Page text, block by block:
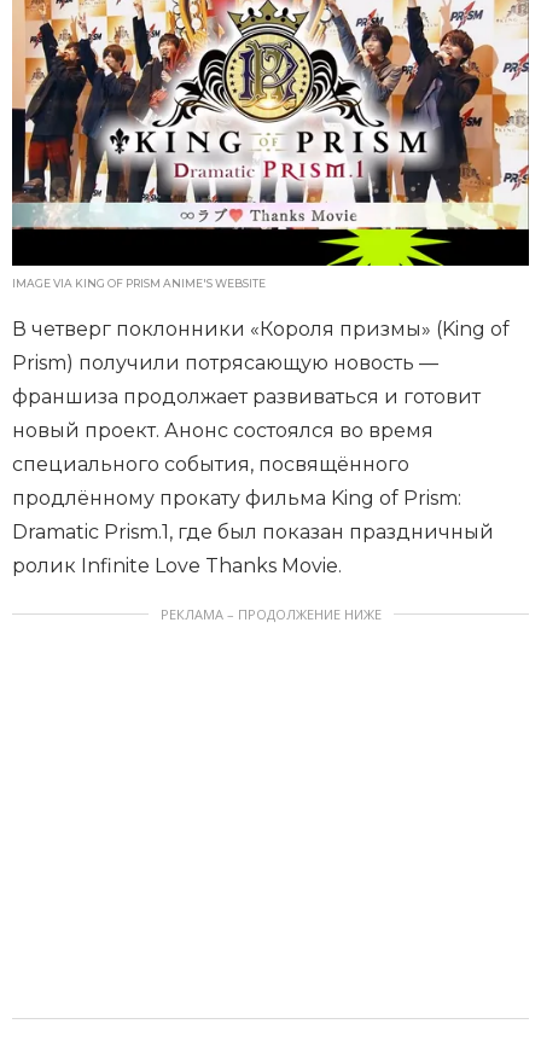
IMAGE VIA KING OF PRISM ANIME'S WEBSITE
В четверг поклонники «Короля призмы» (King of
Prism) получили потрясающую новость —
франшиза продолжает развиваться и готовит
новый проект. Анонс состоялся во время
специального события, посвящённого
продлённому прокату фильма King of Prism:
Dramatic Prism.1, где был показан праздничный
ролик Infinite Love Thanks Movie.
РЕКЛАМА – ПРОДОЛЖЕНИЕ НИЖЕ